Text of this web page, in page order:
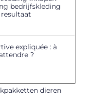
bedrijfskleding
expliquée : à
?
dieren